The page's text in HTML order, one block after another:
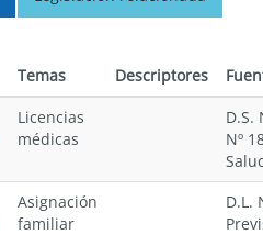
Temas Descriptores
Licencias
médicas
D.S.
Nº
Asignación
familiar
D.L.